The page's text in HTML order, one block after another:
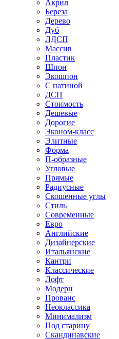
Акрил
Береза
Дерево
Дуб
ЛДСП
Массив
Пластик
Шпон
Экошпон
С патиной
ДСП
Стоимость
Дешевые
Дорогие
Эконом-класс
Элитные
Форма
П-образные
Угловые
Прямые
Радиусные
Скошенные углы
Стиль
Современные
Евро
Английские
Дизайнерские
Итальянские
Кантри
Классические
Лофт
Модерн
Прованс
Неоклассика
Минимализм
Под старину
Скандинавские